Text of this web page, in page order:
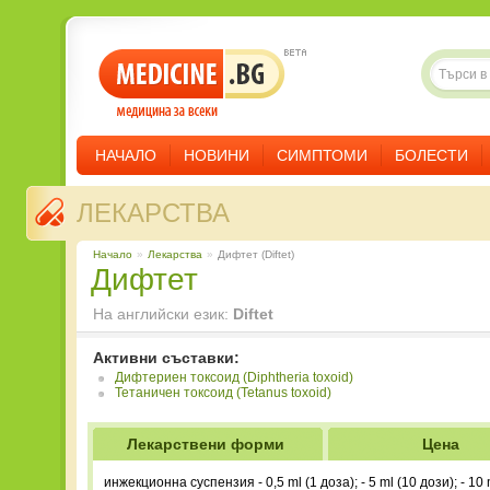
НАЧАЛО НОВИНИ СИМПТОМИ БОЛЕСТИ
ЛЕКАРСТВА
Начало » Лекарства » Дифтет (Diftet)
Дифтет
На английски език: Diftet
Активни съставки:
Дифтериен токсоид (Diphtheria toxoid)
Тетаничен токсоид (Tetanus toxoid)
Лекарствени форми Цена
инжекционна суспензия - 0,5 ml (1 доза); - 5 ml (10 дози); - 10